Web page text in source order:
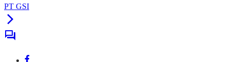
PT GSI